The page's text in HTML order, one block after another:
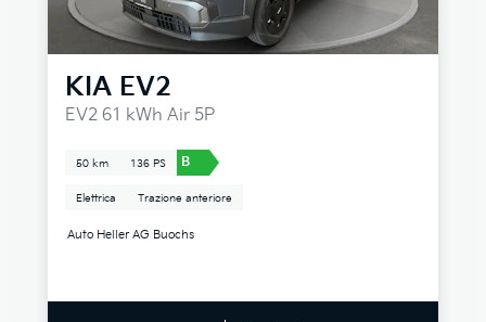
KIA EV2
EV2 61 kWh Air 5P
50 km 136 PS B
Elettrica Trazione anteriore
Auto Heller AG Buochs